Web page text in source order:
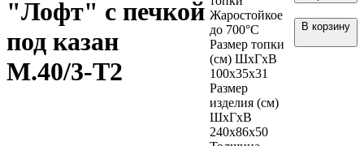
"Лофт" с печкой
под казан
М.40/3-Т2
Жаростойкое
до 700°С
Размер топки
(см) ШхГхВ
100х35х31
Размер
изделия (см)
ШхГхВ
240х86х50
В корзину